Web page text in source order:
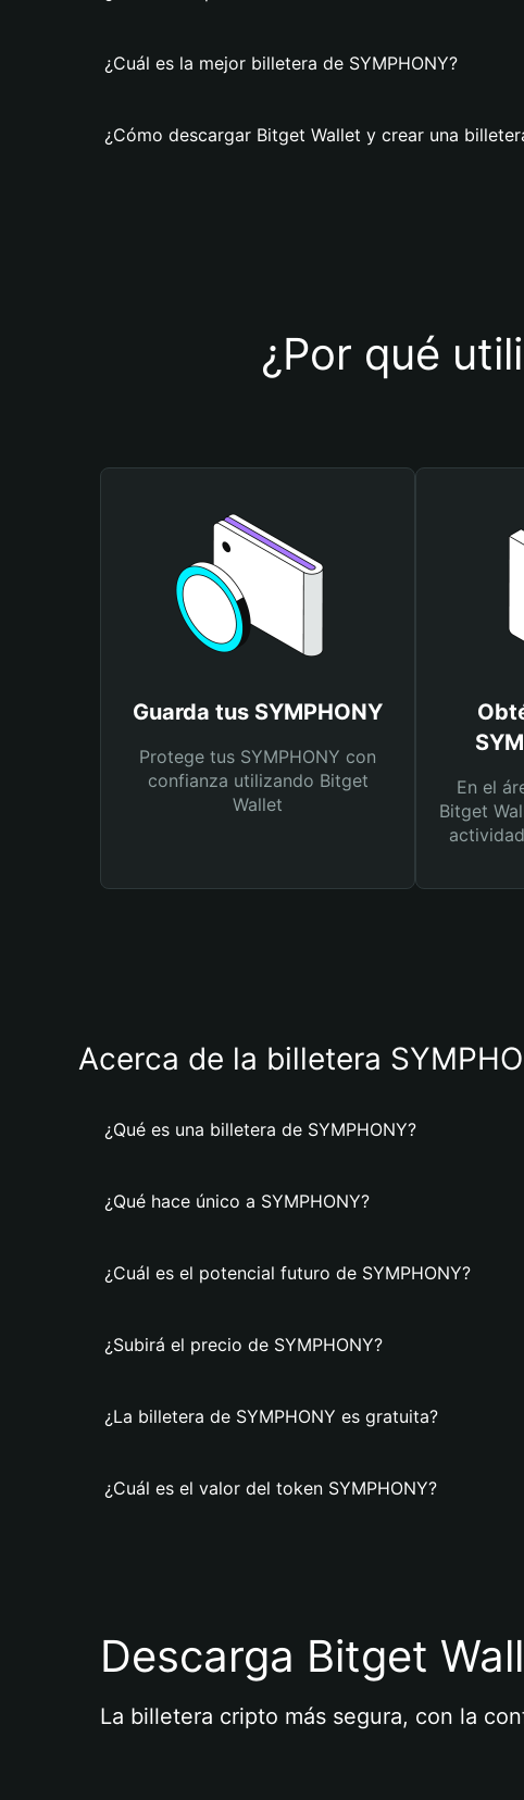
¿Cuál es la mejor billetera de SYMPHONY?
¿Cómo descargar Bitget Wallet y crear una
¿Por qué
Guarda tus SYMPHONY
Protege tus SYMPHONY con
confianza utilizando Bitget
Wallet
En el
Bitget
Acerca de la billetera
¿Qué es una billetera de SYMPHONY?
¿Qué hace único a SYMPHONY?
¿Cuál es el potencial futuro de SYMPHONY?
¿Subirá el precio de SYMPHONY?
¿La billetera de SYMPHONY es gratuita?
¿Cuál es el valor del token SYMPHONY?
Descarga Bitget
La billetera cripto más segura, con la